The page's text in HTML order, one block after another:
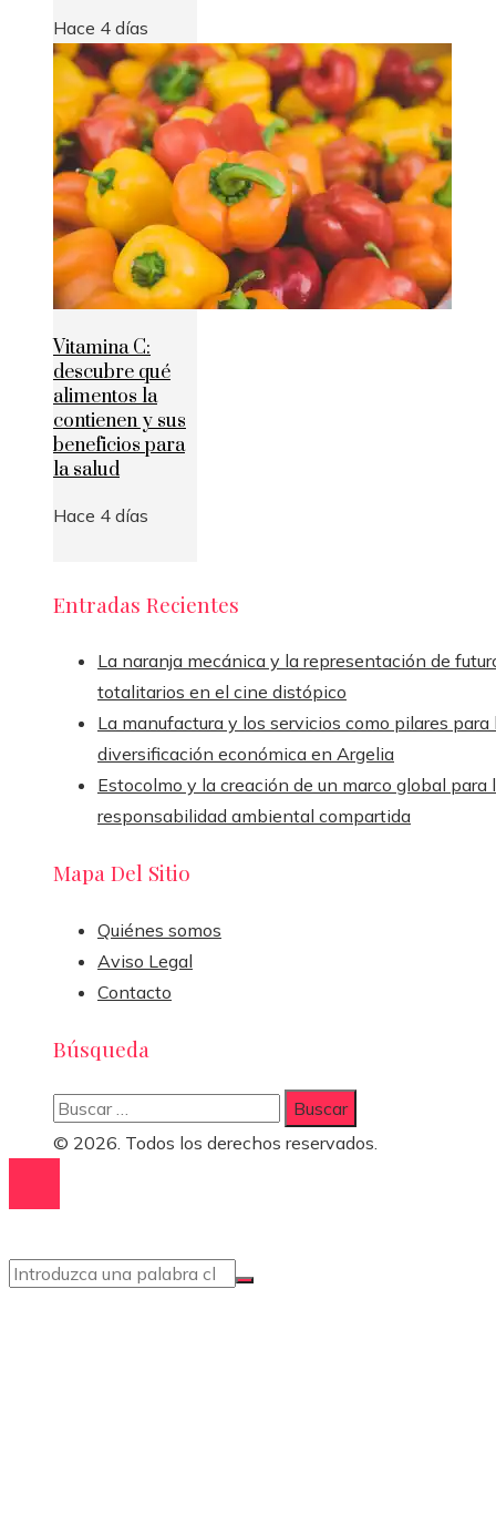
Hace 4 días
Vitamina C:
descubre qué
alimentos la
contienen y sus
beneficios para
la salud
Hace 4 días
Entradas Recientes
La naranja mecánica y la representación de
totalitarios en el cine distópico
La manufactura y los servicios como pilares para
diversificación económica en Argelia
Estocolmo y la creación de un marco global para
responsabilidad ambiental compartida
Mapa Del Sitio
Quiénes somos
Aviso Legal
Contacto
Búsqueda
Buscar:
© 2026. Todos los derechos reservados.